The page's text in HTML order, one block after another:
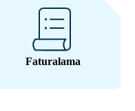
Faturalama